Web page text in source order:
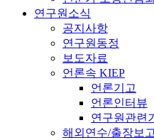
연구원소식
공지사항
연구원동정
보도자료
언론속 KIEP
언론기고
언론인터뷰
연구원관련
해외연수/출장보고